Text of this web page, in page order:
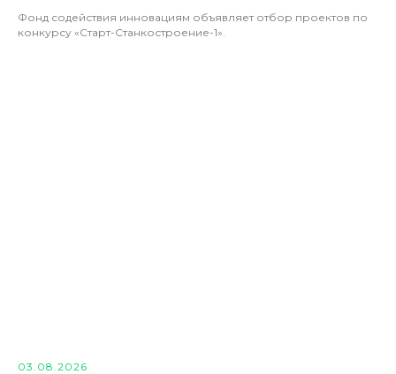
Фонд содействия инновациям объявляет отбор проектов по
конкурсу «Старт-Станкостроение-1».
03.08.2026